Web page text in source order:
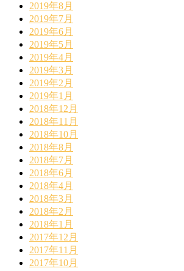
2019年8月
2019年7月
2019年6月
2019年5月
2019年4月
2019年3月
2019年2月
2019年1月
2018年12月
2018年11月
2018年10月
2018年8月
2018年7月
2018年6月
2018年4月
2018年3月
2018年2月
2018年1月
2017年12月
2017年11月
2017年10月